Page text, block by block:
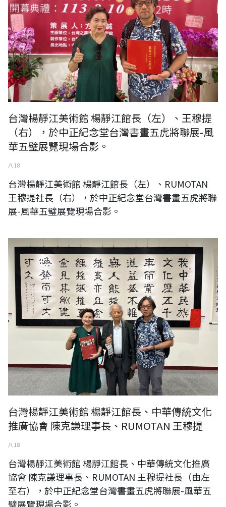
台灣楊靜江美術館 楊靜江館長（左）、王穆提
（右），於中正紀念堂台灣書畫五虎將聯展-風
華五璧展覽現場合影。
八 18
台灣楊靜江美術館 楊靜江館長（左）、RUMOTAN
王穆提社長（右），於中正紀念堂台灣書畫五虎將聯
展-風華五璧展覽現場合影。
台灣楊靜江美術館 楊靜江館長、中華傳統文化推廣協會 陳克謙理事長、
RUMOTAN 王穆提社長
台灣楊靜江美術館 楊靜江館長、中華傳統文化
推廣協會 陳克謙理事長、RUMOTAN 王穆提
八 18
台灣楊靜江美術館 楊靜江館長、中華傳統文化推廣
協會 陳克謙理事長、RUMOTAN 王穆提社長（由左
至右），於中正紀念堂台灣書畫五虎將聯展-風華五
璧展覽現場合影。